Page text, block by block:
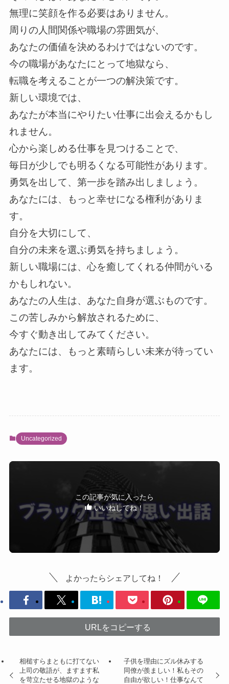
無理に笑顔を作る必要はありません。
周りの人間関係や職場の雰囲気が、
あなたの価値を決めるわけではないのです。
今の職場があなたにとって地獄なら、
転職を考えることが一つの解決策です。
新しい環境では、
あなたが本当にやりたい仕事に出会えるかもし
れません。
心から楽しめる仕事を見つけることで、
毎日が少しでも明るくなる可能性があります。
勇気を出して、第一歩を踏み出しましょう。
あなたには、もっと幸せになる権利がありま
す。
自分を大切にして、
自分の未来を選ぶ勇気を持ちましょう。
新しい職場には、心を癒してくれる仲間がいる
かもしれない。
あなたの人生は、あなた自身が選ぶものです。
この苦しみから解放されるために、
今すぐ動き出してみてください。
あなたには、もっと素晴らしい未来が待ってい
ます。
Uncategorized
この記事が気に入ったら
いいねしてね！
よかったらシェアしてね！
URLをコピーする
相槌すらまともに打てない
上司の敬語が、ますます私
を苛立たせる地獄のような
子供を理由にズル休みする
同僚が羨ましい！私もその
自由が欲しい！仕事なんて